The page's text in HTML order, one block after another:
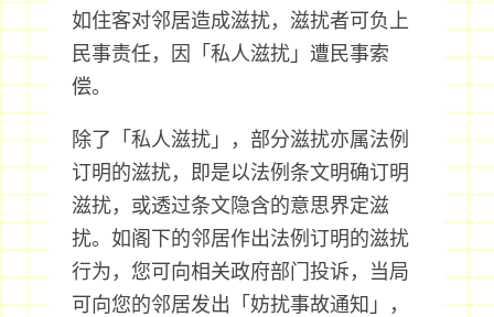
如住客对邻居造成滋扰，滋扰者可负上
民事责任，因「私人滋扰」遭民事索
偿。
除了「私人滋扰」，部分滋扰亦属法例
订明的滋扰，即是以法例条文明确订明
滋扰，或透过条文隐含的意思界定滋
扰。如阁下的邻居作出法例订明的滋扰
行为，您可向相关政府部门投诉，当局
可向您的邻居发出「妨扰事故通知」，